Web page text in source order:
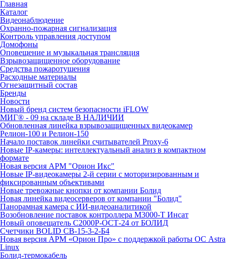
Главная
Каталог
Видеонаблюдение
Охранно-пожарная сигнализация
Контроль управления доступом
Домофоны
Оповещение и музыкальная трансляция
Взрывозащищенное оборудование
Средства пожаротушения
Расходные материалы
Огнезащитный состав
Бренды
Новости
Новый бренд систем безопасности iFLOW
МИГ® - 09 на складе В НАЛИЧИИ
Обновленная линейка взрывозащищенных видеокамер
Релион-100 и Релион-150
Начало поставок линейки считывателей Proxy-6
Новые IP-камеры: интеллектуальный анализ в компактном
формате
Новая версия АРМ "Орион Икс"
Новые IP-видеокамеры 2-й серии с моторизированным и
фиксированным объективами
Новые тревожные кнопки от компании Болид
Новая линейка видеосерверов от компании "Болид"
Панорамная камера с ИИ-видеоаналитикой
Возобновление поставок контроллера М3000-Т Инсат
Новый оповещатель С2000Р-ОСТ-24 от БОЛИД
Счетчики BOLID СВ-15-3-2-Б4
Новая версия АРМ «Орион Про» с поддержкой работы ОС Astra
Linux
Болид-термокабель